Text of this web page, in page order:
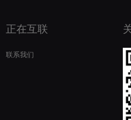
正在互联
联系我们